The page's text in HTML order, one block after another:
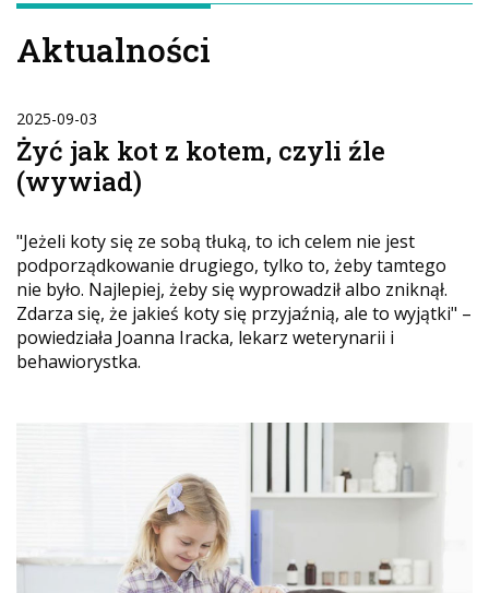
Aktualności
2025-09-03
Żyć jak kot z kotem, czyli źle
(wywiad)
"Jeżeli koty się ze sobą tłuką, to ich celem nie jest
podporządkowanie drugiego, tylko to, żeby tamtego
nie było. Najlepiej, żeby się wyprowadził albo zniknął.
Zdarza się, że jakieś koty się przyjaźnią, ale to wyjątki" –
powiedziała Joanna Iracka, lekarz weterynarii i
behawiorystka.